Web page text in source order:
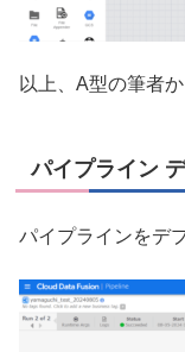
以上、A型の筆者
パイプライン
パイプラインをデ